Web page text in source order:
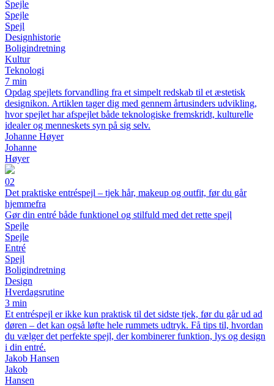
Spejle
Spejle
Spejl
Designhistorie
Boligindretning
Kultur
Teknologi
7 min
Opdag spejlets forvandling fra et simpelt redskab til et æstetisk
designikon. Artiklen tager dig med gennem årtusinders udvikling,
hvor spejlet har afspejlet både teknologiske fremskridt, kulturelle
idealer og menneskets syn på sig selv.
Johanne Høyer
Johanne
Høyer
02
Det praktiske entréspejl – tjek hår, makeup og outfit, før du går
hjemmefra
Gør din entré både funktionel og stilfuld med det rette spejl
Spejle
Spejle
Entré
Spejl
Boligindretning
Design
Hverdagsrutine
3 min
Et entréspejl er ikke kun praktisk til det sidste tjek, før du går ud ad
døren – det kan også løfte hele rummets udtryk. Få tips til, hvordan
du vælger det perfekte spejl, der kombinerer funktion, lys og design
i din entré.
Jakob Hansen
Jakob
Hansen